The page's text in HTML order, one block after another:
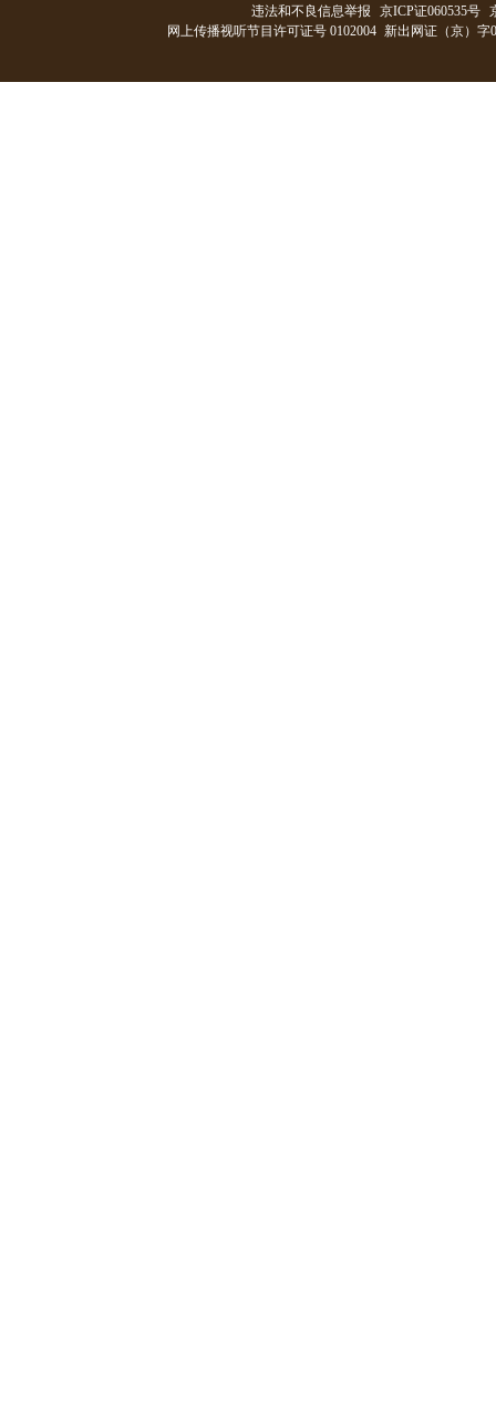
违法和不良信息举报 京ICP证060535号
网上传播视听节目许可证号 0102004 新出网证（京）